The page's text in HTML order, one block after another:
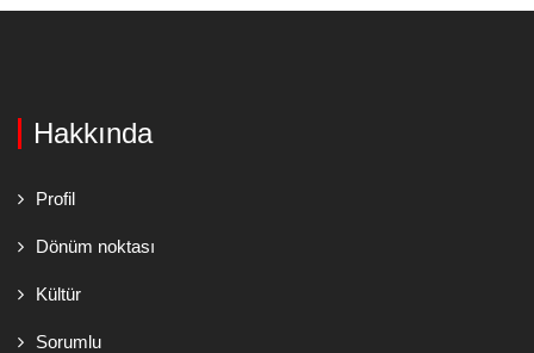
Hakkında
Profil
Dönüm noktası
Kültür
Sorumlu